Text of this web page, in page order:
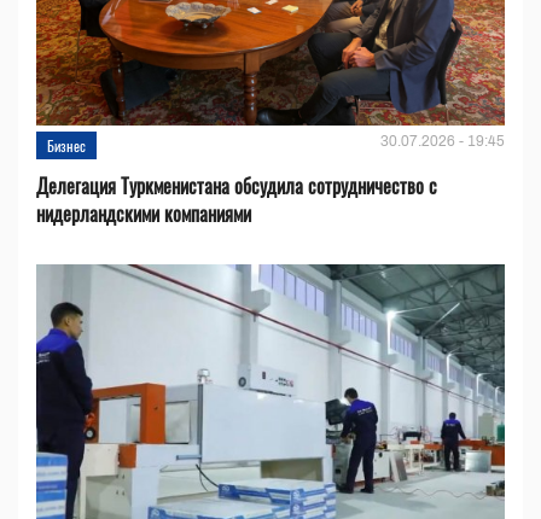
Бизнес 30.07.2026 - 19:45
Делегация Туркменистана обсудила сотрудничество с
нидерландскими компаниями